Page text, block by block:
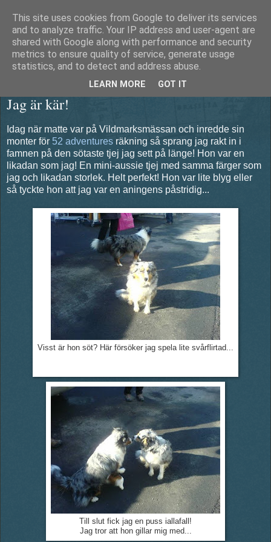
Äventyrshunden Diesel
Jag är kär!
Idag när matte var på Vildmarksmässan och inredde sin
monter för 52 adventures räkning så sprang jag rakt in i
famnen på den sötaste tjej jag sett på länge! Hon var en
likadan som jag! En mini-aussie tjej med samma färger som
jag och likadan storlek. Helt perfekt! Hon var lite blyg eller
så tyckte hon att jag var en aningens påstridig...
Visst är hon söt? Här försöker jag spela lite svårflirtad...
Till slut fick jag en puss iallafall!
Jag tror att hon gillar mig med...
This site uses cookies from Google to deliver its services
and to analyze traffic. Your IP address and user-agent are
shared with Google along with performance and security
metrics to ensure quality of service, generate usage
statistics, and to detect and address abuse.
LEARN MORE GOT IT